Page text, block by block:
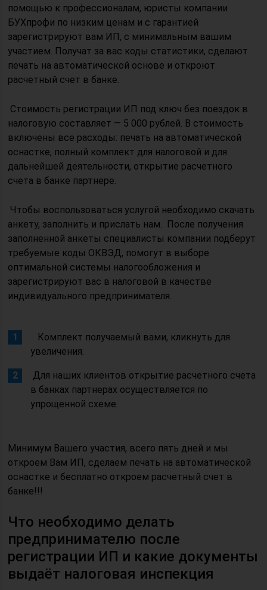
помощью к профессионалам, юристы компании
БУХпрофи по низким ценам и с гарантией
зарегистрируют вам ИП, с минимальным вашим
участием. Получат за вас коды статистики, сделают
печать на автоматической основе и откроют
расчетный счет в банке.
Стоимость регистрации ИП под ключ без поездок в
налоговую составляет — 5 000 рублей. В стоимость
включены все расходы: печать на автоматической
оснастке, полный комплект для налоговой и для
дальнейшей деятельности, открытие расчетного
счета в банке партнере.
Чтобы воспользоваться услугой необходимо скачать
анкету, заполнить и прислать нам. После получения
заполненной анкеты специалисты компании подберут
требуемые коды ОКВЭД, помогут в выборе
оптимальной системы налогообложения и
зарегистрируют вас в налоговой в качестве
индивидуального предпринимателя.
Комплект получаемый вами, кликнуть для
увеличения.
Для наших клиентов открытие расчетного счета
в банках партнерах осуществляется по
упрощенной схеме.
Минимум Вашего участия, всего пять дней и мы
откроем Вам ИП, сделаем печать на автоматической
оснастке и бесплатно откроем расчетный счет в
банке!!!
Что необходимо делать
предпринимателю после
регистрации ИП и какие документы
выдаёт налоговая инспекция